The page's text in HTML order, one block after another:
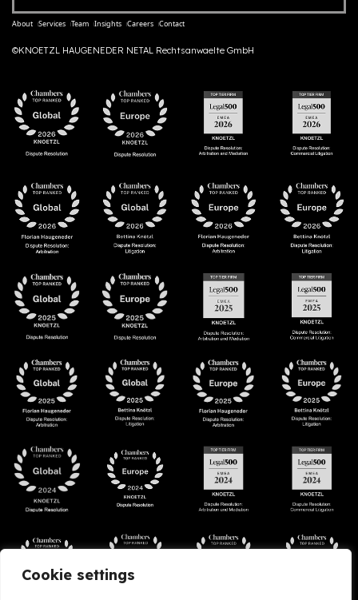
Cookie settings
About Services Team Insights Careers Contact
©KNOETZL HAUGENEDER NETAL Rechtsanwaelte GmbH